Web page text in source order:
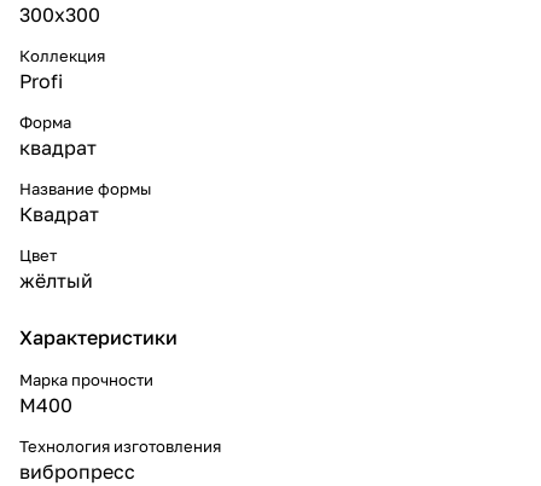
300x300
Коллекция
Profi
Форма
квадрат
Название формы
Квадрат
Цвет
жёлтый
Характеристики
Марка прочности
М400
Технология изготовления
вибропресс